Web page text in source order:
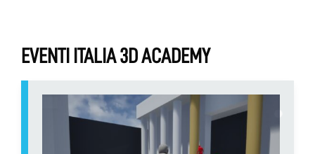
EVENTI ITALIA 3D ACADEMY